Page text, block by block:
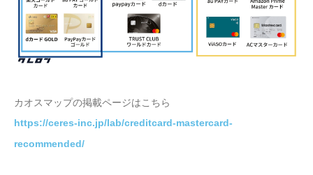
カオスマップの掲載ページはこちら
https://ceres-inc.jp/lab/creditcard-mastercard-
recommended/